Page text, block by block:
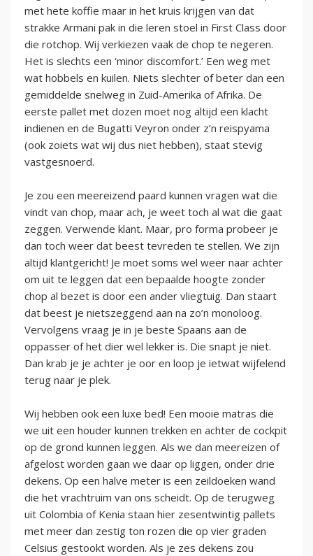
met hete koffie maar in het kruis krijgen van dat
strakke Armani pak in die leren stoel in First Class door
die rotchop. Wij verkiezen vaak de chop te negeren.
Het is slechts een ‘minor discomfort.’ Een weg met
wat hobbels en kuilen. Niets slechter of beter dan een
gemiddelde snelweg in Zuid-Amerika of Afrika. De
eerste pallet met dozen moet nog altijd een klacht
indienen en de Bugatti Veyron onder z’n reispyama
(ook zoiets wat wij dus niet hebben), staat stevig
vastgesnoerd.
Je zou een meereizend paard kunnen vragen wat die
vindt van chop, maar ach, je weet toch al wat die gaat
zeggen. Verwende klant. Maar, pro forma probeer je
dan toch weer dat beest tevreden te stellen. We zijn
altijd klantgericht! Je moet soms wel weer naar achter
om uit te leggen dat een bepaalde hoogte zonder
chop al bezet is door een ander vliegtuig. Dan staart
dat beest je nietszeggend aan na zo’n monoloog.
Vervolgens vraag je in je beste Spaans aan de
oppasser of het dier wel lekker is. Die snapt je niet.
Dan krab je je achter je oor en loop je ietwat wijfelend
terug naar je plek.
Wij hebben ook een luxe bed! Een mooie matras die
we uit een houder kunnen trekken en achter de cockpit
op de grond kunnen leggen. Als we dan meereizen of
afgelost worden gaan we daar op liggen, onder drie
dekens. Op een halve meter is een zeildoeken wand
die het vrachtruim van ons scheidt. Op de terugweg
uit Colombia of Kenia staan hier zesentwintig pallets
met meer dan zestig ton rozen die op vier graden
Celsius gestookt worden. Als je zes dekens zou